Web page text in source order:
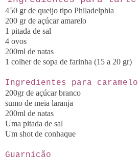
450 gr de queijo tipo Philadelphia
200 gr de açúcar amarelo
1 pitada de sal
4 ovos
200ml de natas
1 colher de sopa de farinha (15 a 20 gr)
Ingredientes para caramelo
200gr de açúcar branco
sumo de meia laranja
200ml de natas
Uma pitada de sal
Um shot de conhaque
Guarnição